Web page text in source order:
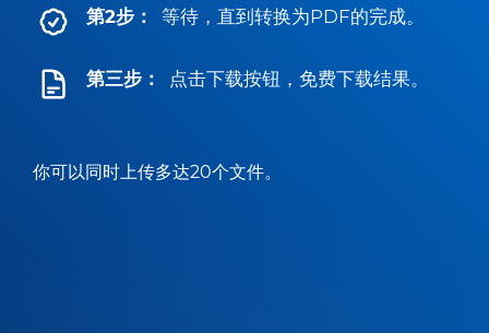
第2步： 等待，直到转换为PDF的完成。
第三步： 点击下载按钮，免费下载结果。
你可以同时上传多达20个文件。